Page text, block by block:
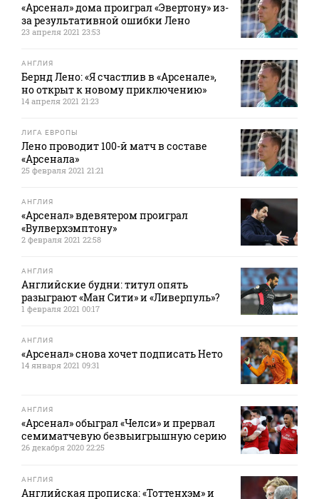
«Арсенал» дома проиграл «Эвертону» из-
за результативной ошибки Лено
23 апреля 2021 23:53
АНГЛИЯ
Бернд Лено: «Я счастлив в «Арсенале»,
но открыт к новому приключению»
14 апреля 2021 21:23
ЛИГА ЕВРОПЫ
Лено проводит 100-й матч в составе
«Арсенала»
25 февраля 2021 21:21
АНГЛИЯ
«Арсенал» вдевятером проиграл
«Вулверхэмптону»
2 февраля 2021 22:58
АНГЛИЯ
Английские будни: титул опять
разыграют «Ман Сити» и «Ливерпуль»?
1 февраля 2021 00:17
АНГЛИЯ
«Арсенал» снова хочет подписать Нето
14 января 2021 09:31
АНГЛИЯ
«Арсенал» обыграл «Челси» и прервал
семиматчевую безвыигрышную серию
26 декабря 2020 22:25
АНГЛИЯ
Английская прописка: «Тоттенхэм» и